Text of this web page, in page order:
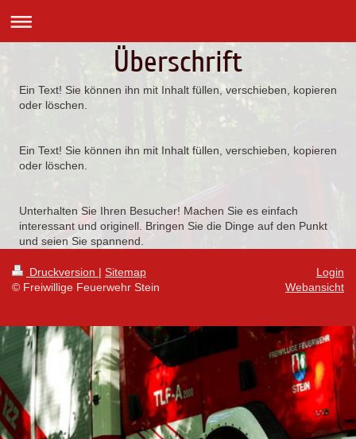
Überschrift
Ein Text! Sie können ihn mit Inhalt füllen, verschieben, kopieren
oder löschen.
Ein Text! Sie können ihn mit Inhalt füllen, verschieben, kopieren
oder löschen.
Unterhalten Sie Ihren Besucher! Machen Sie es einfach
interessant und originell. Bringen Sie die Dinge auf den Punkt
und seien Sie spannend.
Druckversion | Sitemap
© Freiwillige Feuerwehr Stein
Login
Webansicht